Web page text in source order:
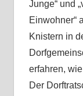
Junge“ und
Einwohner“
Knistern in
erfahren,
Der